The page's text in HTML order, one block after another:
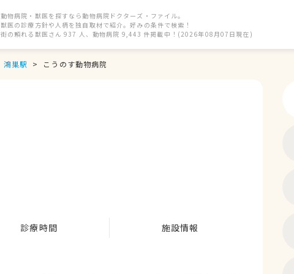
動物病院・獣医を探すなら動物病院ドクターズ・ファイル。
獣医の診療方針や人柄を独自取材で紹介。好みの条件で検索！
街の頼れる獣医さん 937 人、動物病院 9,443 件掲載中！(2026年08月07日現在)
鴻巣駅 こうのす動物病院
診療時間 施設情報